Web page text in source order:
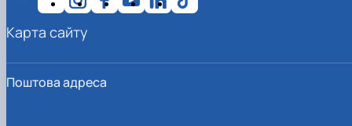
Поштова адреса
Карта сайту